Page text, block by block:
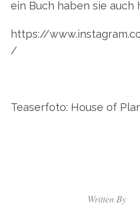
ein Buch haben sie auch
https://
/
Teaserfoto: House of
Written By